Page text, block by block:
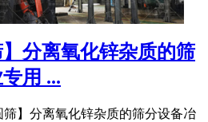
】分离氧化锌杂质的筛
用 ...
】分离氧化锌杂质的筛分设备冶